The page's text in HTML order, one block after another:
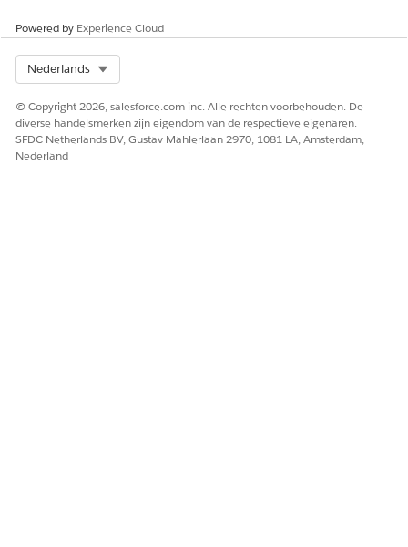
ondersteunen.
Dynamisch van en antwoordadressen personaliseren de
afzender en antwoordgegevens van een e-mailbericht met
gerelateerde CRM- of Data 360-records.
Powered by Experience Cloud
Nederlands
© Copyright 2026, salesforce.com inc. Alle rechten voorbehouden. De
diverse handelsmerken zijn eigendom van de respectieve eigenaren.
SFDC Netherlands BV, Gustav Mahlerlaan 2970, 1081 LA, Amsterdam,
Nederland